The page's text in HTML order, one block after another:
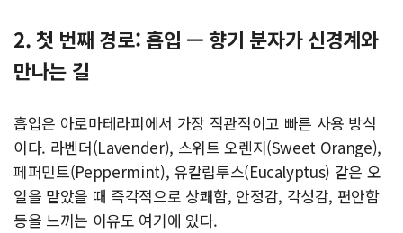
2. 첫 번째 경로: 흡입 — 향기 분자가 신경계와
만나는 길
흡입은 아로마테라피에서 가장 직관적이고 빠른 사용 방식
이다. 라벤더(Lavender), 스위트 오렌지(Sweet Orange),
페퍼민트(Peppermint), 유칼립투스(Eucalyptus) 같은 오
일을 맡았을 때 즉각적으로 상쾌함, 안정감, 각성감, 편안함
등을 느끼는 이유도 여기에 있다.